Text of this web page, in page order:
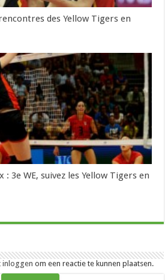
des Yellow Tigers en
: 3e WE, suivez les Yellow Tigers en
inloggen om een reactie te kunnen plaatsen.